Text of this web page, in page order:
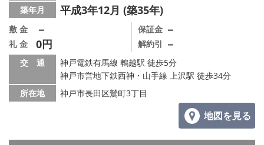
築年月 平成3年12月 (築35年)
敷 金 －
礼 金 0円
保証金 －
解約引 －
交 通
神戸電鉄有馬線 鵯越駅 徒歩5分
神戸市営地下鉄西神・山手線 上沢駅 徒歩34分
所在地
神戸市長田区鶯町3丁目
地図を見る